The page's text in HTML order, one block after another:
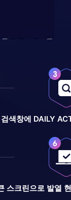
검색창에 DAILY
스크린으로 발열